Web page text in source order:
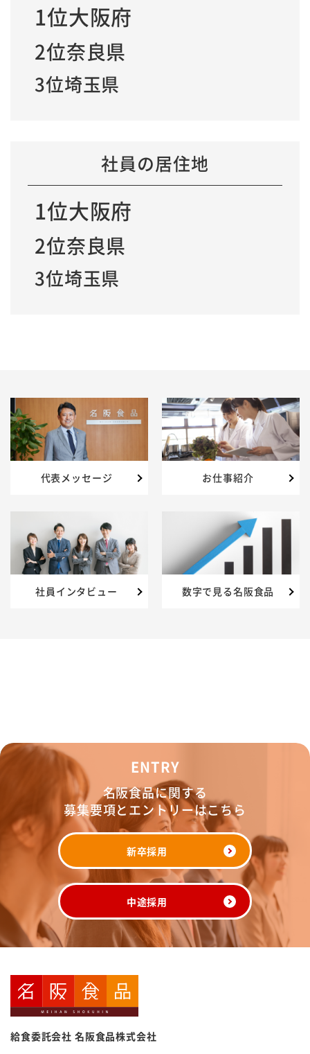
1位大阪府
2位奈良県
3位埼玉県
社員の居住地
1位大阪府
2位奈良県
3位埼玉県
代表メッセージ お仕事紹介
社員インタビュー 数字で見る名阪食品
ENTRY
名阪食品に関する
募集要項とエントリーはこちら
新卒採用
中途採用
給食委託会社 名阪食品株式会社